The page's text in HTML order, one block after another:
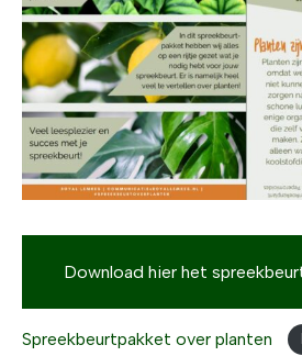
Download hier het
Spreekbeurtpakket over planten